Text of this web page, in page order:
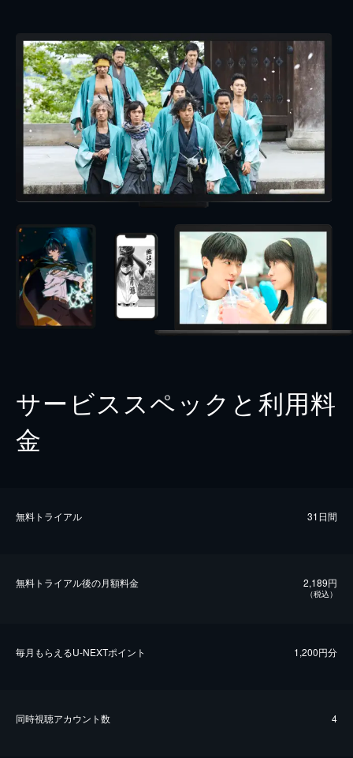
サービススペックと利用料
金
無料トライアル 31日間
無料トライアル後の⽉額料金 2,189円
（税込）
毎⽉もらえるU-NEXTポイント 1,200円分
同時視聴アカウント数 4